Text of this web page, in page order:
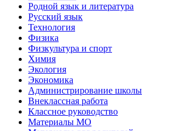
Родной язык и литература
Русский язык
Технология
Физика
Физкультура и спорт
Химия
Экология
Экономика
Администрирование школы
Внеклассная работа
Классное руководство
Материалы МО